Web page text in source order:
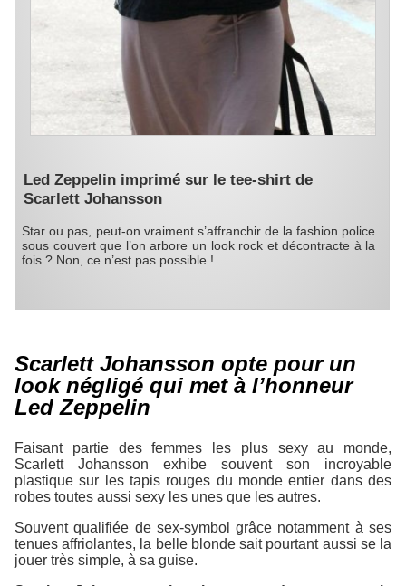
Led Zeppelin imprimé sur le tee-shirt de
Scarlett Johansson
Star ou pas, peut-on vraiment s’affranchir de la fashion police
sous couvert que l’on arbore un look rock et décontracte à la
fois ? Non, ce n’est pas possible !
Scarlett Johansson opte pour un
look négligé qui met à l’honneur
Led Zeppelin
Faisant partie des femmes les plus sexy au monde,
Scarlett Johansson exhibe souvent son incroyable
plastique sur les tapis rouges du monde entier dans des
robes toutes aussi sexy les unes que les autres.
Souvent qualifiée de sex-symbol grâce notamment à ses
tenues affriolantes, la belle blonde sait pourtant aussi se la
jouer très simple, à sa guise.